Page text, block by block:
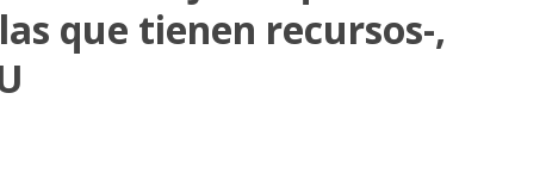
Recomendaciones DH
cartas ONU-DH
DH
Audios
que tienen recursos-,